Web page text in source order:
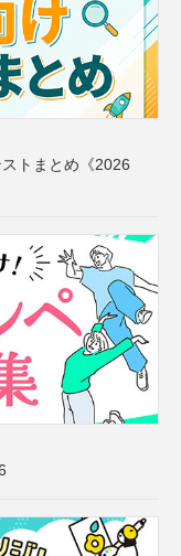
トまとめ《2026